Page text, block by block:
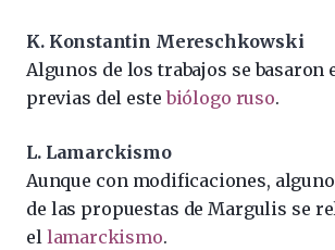
K. Konstantin Mereschkowski
Algunos de los trabajos se basaron
previas del estebiólogo ruso.
L. Lamarckismo
Aunque con modificaciones,
de las propuestas de Margulis se
el lamarckismo.